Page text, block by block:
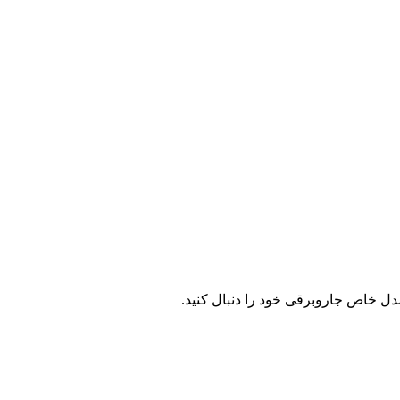
خاص جاروبرقی خود را دنبال کنید.